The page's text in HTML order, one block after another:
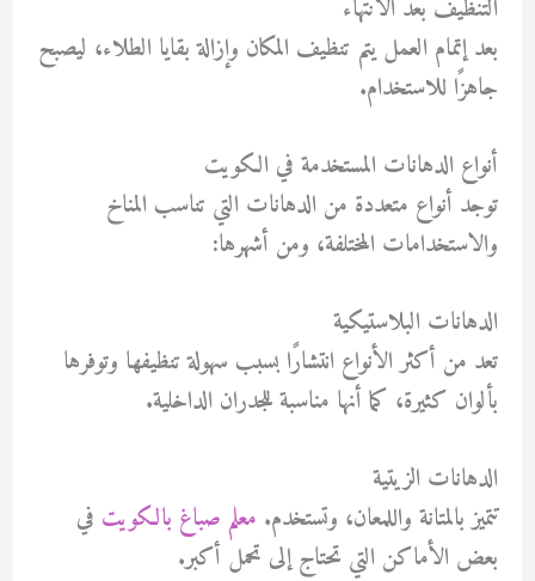
التنظيف بعد الانتهاء
بعد إتمام العمل يتم تنظيف المكان وإزالة بقايا الطلاء، ليصبح
جاهزًا للاستخدام.
أنواع الدهانات المستخدمة في الكويت
توجد أنواع متعددة من الدهانات التي تناسب المناخ
والاستخدامات المختلفة، ومن أشهرها:
الدهانات البلاستيكية
تعد من أكثر الأنواع انتشارًا بسبب سهولة تنظيفها وتوفرها
بألوان كثيرة، كما أنها مناسبة للجدران الداخلية.
الدهانات الزيتية
تتميز بالمتانة واللمعان، وتستخدم. معلم صباغ بالكويت في
بعض الأماكن التي تحتاج إلى تحمل أكبر.